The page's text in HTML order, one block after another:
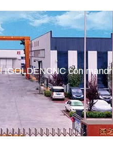
IGOLDENCNC con